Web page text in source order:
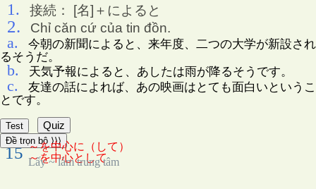
1. 接続： [名]＋によると
2. Chỉ căn cứ của tin đồn.
a.
今朝の新聞によると、来年度、二つの大学が新設され
るそうだ。
b. 天気予報によると、あしたは雨が降るそうです。
c.
友達の話によれば、あの映画はとても面白いというこ
とです。
Test Quiz
Đề trọn bộ ⟩⟩⟩
15 ～を中心に（して）
～を中心として
Lấy ~ làm trung tâm